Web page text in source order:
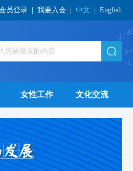
员登录 我要入会 中文 English
女性工作 文化交流